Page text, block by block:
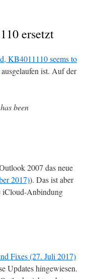
ersetzt
KB4011110 seems to
ausgelaufen ist. Auf der
been
2007 das neue
2017)). Das ist aber
iCloud-Anbindung
Fixes (27. Juli 2017)
Updates hingewiesen.